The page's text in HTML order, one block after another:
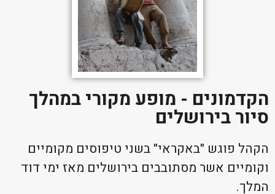
הקדמונים - מופע מקורי במהלך
סיור בירושלים
הקהל פוגש "באקראי" בשני טיפוסים מקומיים
וקומיים אשר מסתובבים בירושלים מאז ימי דוד
המלך.